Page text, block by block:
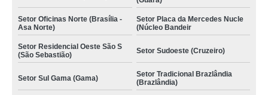
Setor Oficinas Norte (Brasília -
Asa Norte)
Setor Placa da Mercedes Nucle
(Núcleo Bandeir
Setor Residencial Oeste São S
(São Sebastião)
Setor Sudoeste (Cruzeiro)
Setor Sul Gama (Gama)
Setor Tradicional Brazlândia
(Brazlândia)